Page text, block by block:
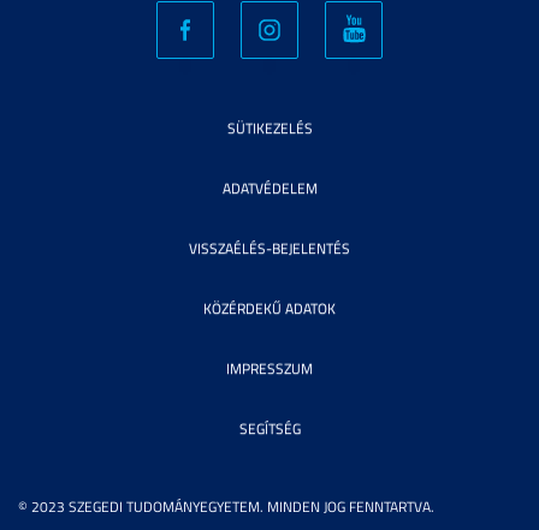
© 2023 SZEGEDI TUDOMÁNYEGYETEM. MINDEN JOG FENNTARTVA.
SÜTIKEZELÉS
ADATVÉDELEM
VISSZAÉLÉS-BEJELENTÉS
KÖZÉRDEKŰ ADATOK
IMPRESSZUM
SEGÍTSÉG